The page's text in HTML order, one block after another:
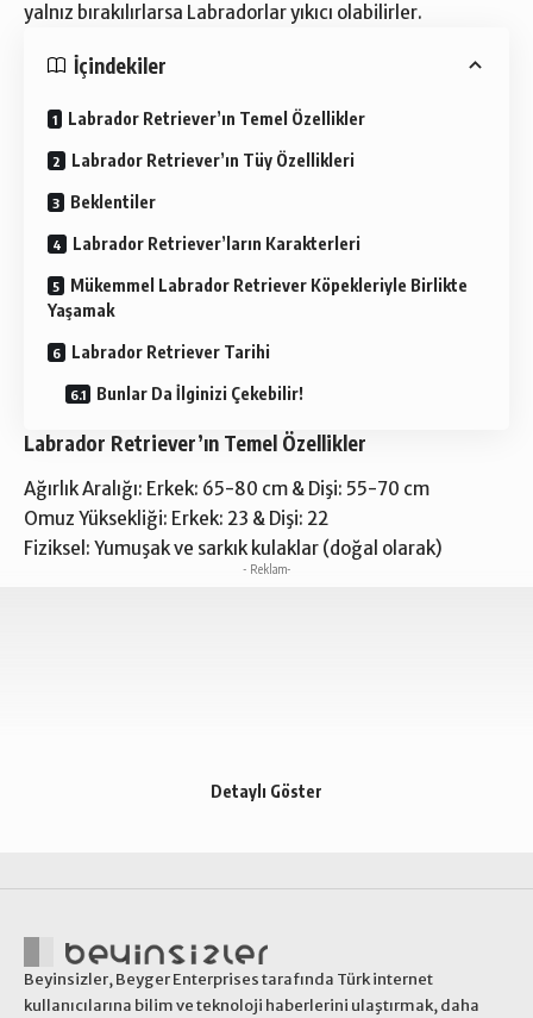
yalnız bırakılırlarsa Labradorlar yıkıcı olabilirler.
İçindekiler
Labrador Retriever’ın Temel Özellikler
Labrador Retriever’ın Tüy Özellikleri
Beklentiler
Labrador Retriever’ların Karakterleri
Mükemmel Labrador Retriever Köpekleriyle Birlikte
Yaşamak
Labrador Retriever Tarihi
Bunlar Da İlginizi Çekebilir!
Labrador Retriever’ın Temel Özellikler
Ağırlık Aralığı: Erkek: 65-80 cm & Dişi: 55-70 cm
Omuz Yüksekliği: Erkek: 23 & Dişi: 22
Fiziksel: Yumuşak ve sarkık kulaklar (doğal olarak)
- Reklam-
Detaylı Göster
Beyinsizler, Beyger Enterprises tarafında Türk internet
kullanıcılarına bilim ve teknoloji haberlerini ulaştırmak, daha